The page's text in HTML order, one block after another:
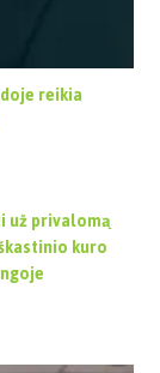
reikia
privalomą
kuro